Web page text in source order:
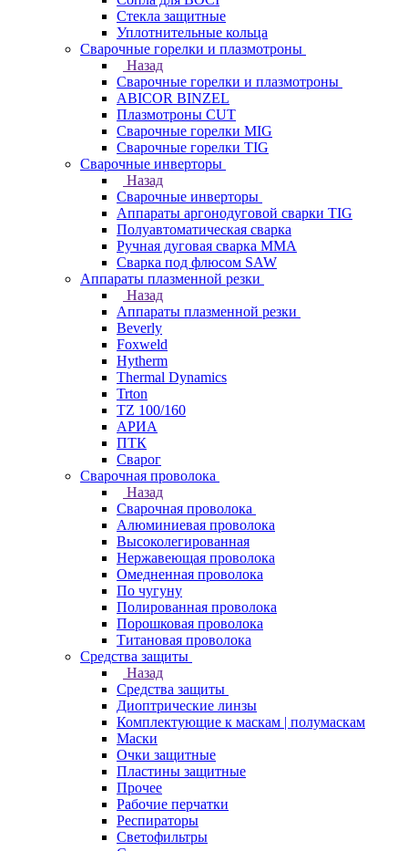
Стекла защитные
Уплотнительные кольца
Сварочные горелки и плазмотроны
Назад
Сварочные горелки и плазмотроны
ABICOR BINZEL
Плазмотроны CUT
Сварочные горелки MIG
Сварочные горелки TIG
Сварочные инверторы
Назад
Сварочные инверторы
Аппараты аргонодуговой сварки TIG
Полуавтоматическая сварка
Ручная дуговая сварка MMA
Сварка под флюсом SAW
Аппараты плазменной резки
Назад
Аппараты плазменной резки
Beverly
Foxweld
Hytherm
Thermal Dynamics
Trton
TZ 100/160
АРИА
ПТК
Сварог
Сварочная проволока
Назад
Сварочная проволока
Алюминиевая проволока
Высоколегированная
Нержавеющая проволока
Омедненная проволока
По чугуну
Полированная проволока
Порошковая проволока
Титановая проволока
Средства защиты
Назад
Средства защиты
Диоптрические линзы
Комплектующие к маскам | полумаскам
Маски
Очки защитные
Пластины защитные
Прочее
Рабочие перчатки
Респираторы
Светофильтры